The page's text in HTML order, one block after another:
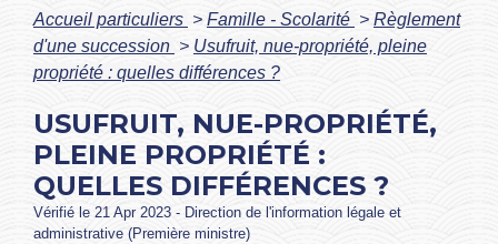
Accueil particuliers > Famille - Scolarité > Règlement
d'une succession > Usufruit, nue-propriété, pleine
propriété : quelles différences ?
USUFRUIT, NUE-PROPRIÉTÉ,
PLEINE PROPRIÉTÉ :
QUELLES DIFFÉRENCES ?
Vérifié le 21 Apr 2023 - Direction de l'information légale et
administrative (Première ministre)